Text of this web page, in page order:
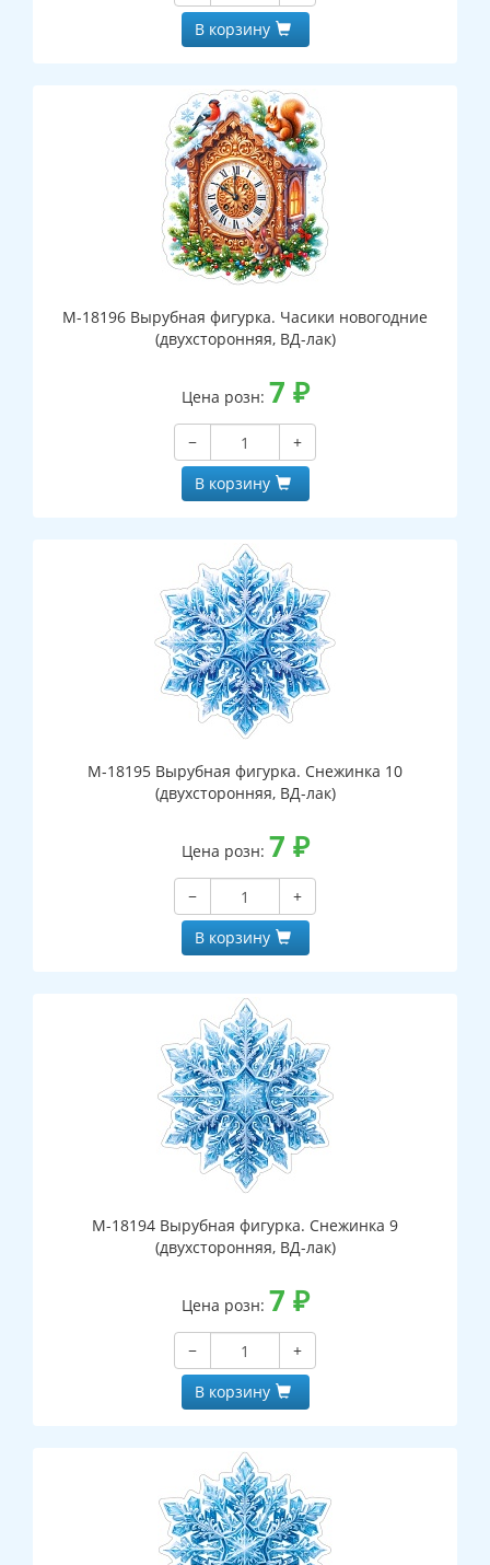
В корзину
М-18196 Вырубная фигурка. Часики новогодние
(двухсторонняя, ВД-лак)
Цена розн: 7 ₽
−
+
В корзину
М-18195 Вырубная фигурка. Снежинка 10
(двухсторонняя, ВД-лак)
Цена розн: 7 ₽
−
+
В корзину
М-18194 Вырубная фигурка. Снежинка 9
(двухсторонняя, ВД-лак)
Цена розн: 7 ₽
−
+
В корзину